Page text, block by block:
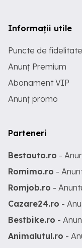
Informații utile
Puncte de fidelitate
Anunț Premium
Abonament VIP
Anunț promo
Parteneri
Bestauto.ro -
Romimo.ro -
Romjob.ro -
Cazare24.ro -
Bestbike.ro -
Animalutul.ro -